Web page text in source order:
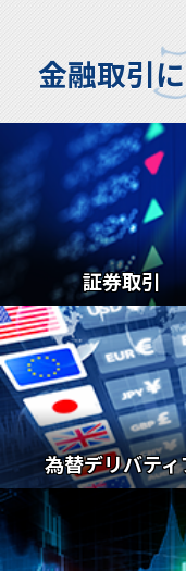
金融取引
証券取引
為替デリバティ